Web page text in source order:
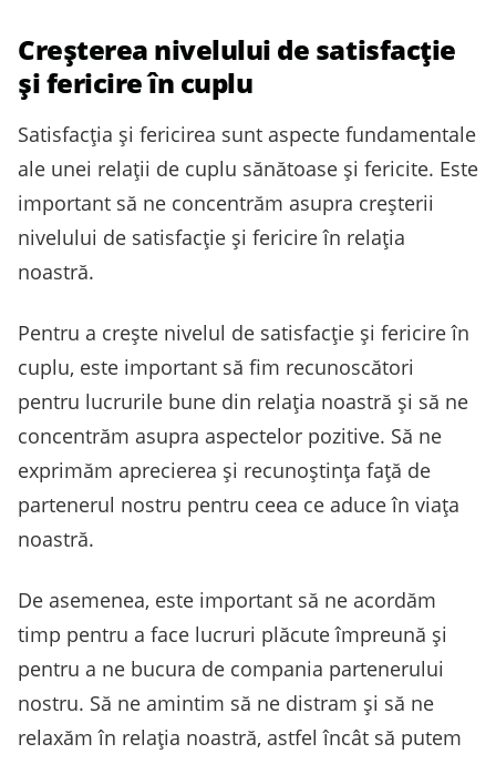
Creșterea nivelului de satisfacție
și fericire în cuplu
Satisfacția și fericirea sunt aspecte fundamentale
ale unei relații de cuplu sănătoase și fericite. Este
important să ne concentrăm asupra creșterii
nivelului de satisfacție și fericire în relația
noastră.
Pentru a crește nivelul de satisfacție și fericire în
cuplu, este important să fim recunoscători
pentru lucrurile bune din relația noastră și să ne
concentrăm asupra aspectelor pozitive. Să ne
exprimăm aprecierea și recunoștința față de
partenerul nostru pentru ceea ce aduce în viața
noastră.
De asemenea, este important să ne acordăm
timp pentru a face lucruri plăcute împreună și
pentru a ne bucura de compania partenerului
nostru. Să ne amintim să ne distram și să ne
relaxăm în relația noastră, astfel încât să putem